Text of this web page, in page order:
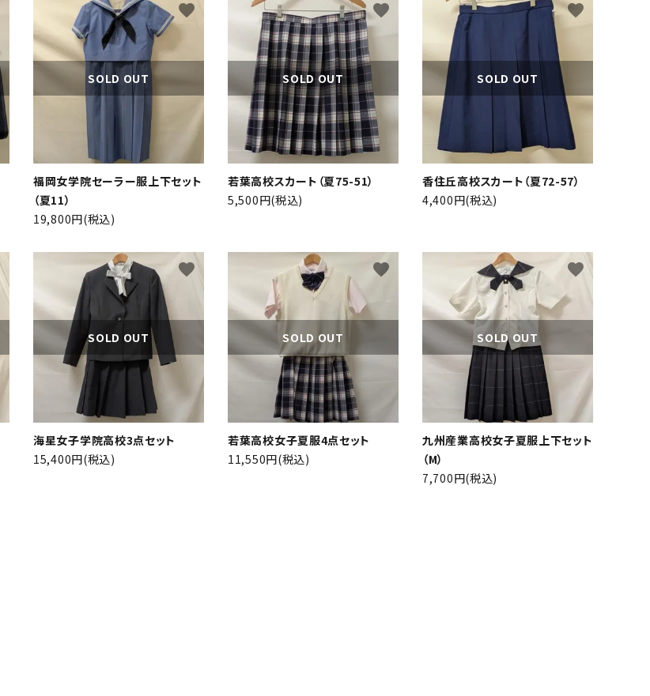
SOLD OUT
福岡女学院セーラー服上下セット
（夏11）
19,800円(税込)
favorite
SOLD OUT
若葉高校スカート（夏75-51）
5,500円(税込)
favorite
SOLD OUT
香住丘高校スカート（夏72-57）
4,400円(税込)
favorite
SOLD OUT
海星女子学院高校3点セット
15,400円(税込)
favorite
SOLD OUT
若葉高校女子夏服4点セット
11,550円(税込)
favorite
SOLD OUT
九州産業高校女子夏服上下セット
（M）
7,700円(税込)
favorite
検索する
close